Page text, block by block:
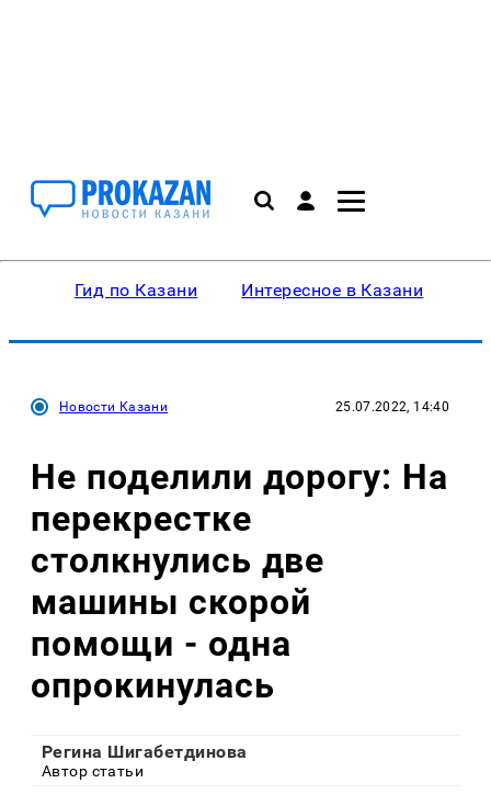
Гид по Казани Интересное в Казани
Новости Казани 25.07.2022, 14:40
Не поделили дорогу: На
перекрестке
столкнулись две
машины скорой
помощи - одна
опрокинулась
Регина Шигабетдинова
Автор статьи